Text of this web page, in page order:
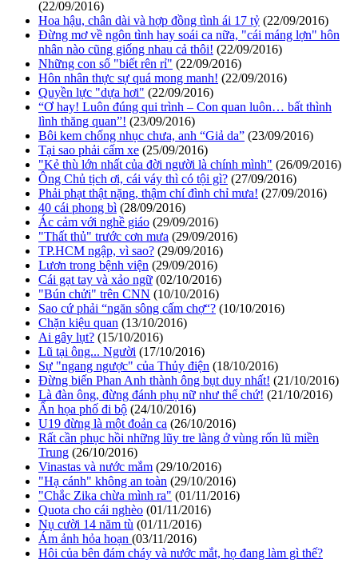
(22/09/2016)
Hoa hậu, chân dài và hợp đồng tình ái 17 tỷ (22/09/2016)
Đừng mơ về ngôn tình hay soái ca nữa, "cái máng lợn" hôn
nhân nào cũng giống nhau cả thôi! (22/09/2016)
Những con số "biết rên rỉ" (22/09/2016)
Hôn nhân thực sự quá mong manh! (22/09/2016)
Quyền lực "dựa hơi" (22/09/2016)
“Ơ hay! Luôn đúng qui trình – Con quan luôn… bất thình
lình thăng quan”! (23/09/2016)
Bôi kem chống nhục chưa, anh “Giả da” (23/09/2016)
Tại sao phải cấm xe (25/09/2016)
"Kẻ thù lớn nhất của đời người là chính mình" (26/09/2016)
Ông Chủ tịch ơi, cái váy thì có tội gì? (27/09/2016)
Phải phạt thật nặng, thậm chí đình chỉ mưa! (27/09/2016)
40 cái phong bì (28/09/2016)
Ác cảm với nghề giáo (29/09/2016)
"Thất thủ" trước cơn mưa (29/09/2016)
TP.HCM ngập, vì sao? (29/09/2016)
Lươn trong bệnh viện (29/09/2016)
Cái gạt tay và xảo ngữ (02/10/2016)
"Bún chửi" trên CNN (10/10/2016)
Sao cứ phải “ngăn sông cấm chợ“? (10/10/2016)
Chặn kiệu quan (13/10/2016)
Ai gây lụt? (15/10/2016)
Lũ tại ông... Người (17/10/2016)
Sự "ngang ngược" của Thủy điện (18/10/2016)
Đừng biến Phan Anh thành ông bụt duy nhất! (21/10/2016)
Là đàn ông, đừng đánh phụ nữ như thế chứ! (21/10/2016)
Ẩn họa phố đi bộ (24/10/2016)
U19 đừng là một đoản ca (26/10/2016)
Rất cần phục hồi những lũy tre làng ở vùng rốn lũ miền
Trung (26/10/2016)
Vinastas và nước mắm (29/10/2016)
"Hạ cánh" không an toàn (29/10/2016)
"Chắc Zika chừa mình ra" (01/11/2016)
Quota cho cái nghèo (01/11/2016)
Nụ cười 14 năm tù (01/11/2016)
Ám ảnh hỏa hoạn (03/11/2016)
Hôi của bên đám cháy và nước mắt, họ đang làm gì thế?